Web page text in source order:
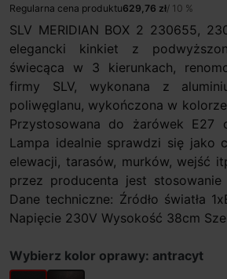
Regularna cena produktu629,76 zł/ 10 %
SLV MERIDIAN BOX 2 230655,
elegancki kinkiet z
świecąca w 3 kierunkach,
firmy SLV, wykonana z
poliwęglanu, wykończona w
Przystosowana do żarówek E27
Lampa idealnie sprawdzi się jako
elewacji, tarasów, murków, wejść
przez producenta jest stosowanie
Dane techniczne: Źródło światła
Napięcie 230V Wysokość 38cm
Wybierz kolor oprawy: antracyt
antracytrdzawy